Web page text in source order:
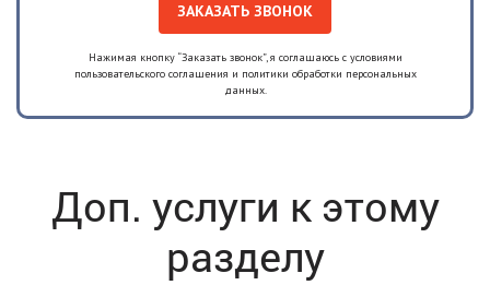
Нажимая кнопку “Заказать звонок”, я соглашаюсь с условиями
пользовательского соглашения и политики обработки персональных
данных.
Доп. услуги к этому
разделу